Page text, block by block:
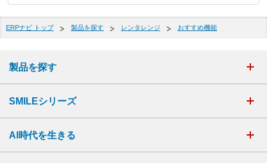
ERPナビ トップ 製品を探す レンタレンジ おすすめ機能
製品を探す
SMILEシリーズ
AI時代を生きる